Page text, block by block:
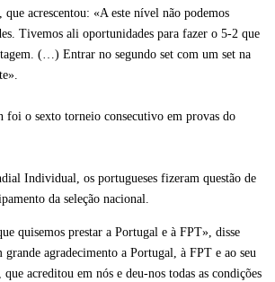
que acrescentou: «A este nível não podemos
Tivemos ali oportunidades para fazer o 5-2 que
(…) Entrar no segundo set com um set na
foi o sexto torneio consecutivo em provas do
Individual, os portugueses fizeram questão de
da seleção nacional.
quisemos prestar a Portugal e à FPT», disse
grande agradecimento a Portugal, à FPT e ao seu
que acreditou em nós e deu-nos todas as condições